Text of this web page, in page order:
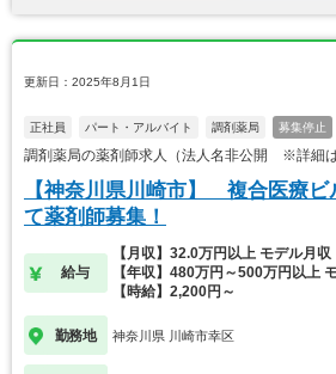
更新日：2025年8月1日
正社員 パート・アルバイト 調剤薬局 募集停止
調剤薬局の薬剤師求人（法人名非公開 ※詳細は
【神奈川県川崎市】 複合医療ビ
て薬剤師募集！
給与
【月収】32.0万円以上 モデル月収
【年収】480万円～500万円以上
【時給】2,200円～
勤務地 神奈川県 川崎市幸区